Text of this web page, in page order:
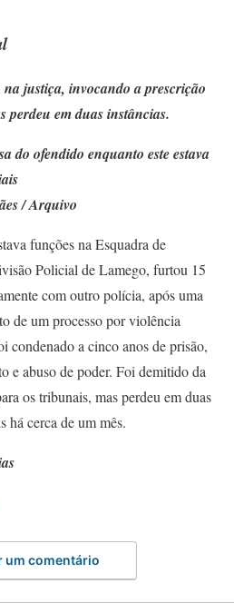
na justiça, invocando a prescrição
perdeu em duas instâncias.
do ofendido enquanto este estava
/ Arquivo
funções na Esquadra de
Policial de Lamego, furtou 15
com outro polícia, após uma
de um processo por violência
condenado a cinco anos de prisão,
e abuso de poder. Foi demitido da
os tribunais, mas perdeu em duas
há cerca de um mês.
um comentário